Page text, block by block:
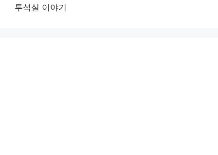
투석실 이야기